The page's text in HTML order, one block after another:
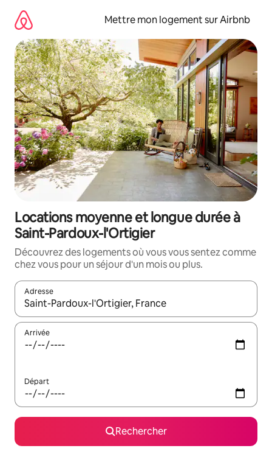
directement
contenu
Mettre mon logement sur Airbnb
Locations moyenne et longue durée à
Saint-Pardoux-l'Ortigier
Découvrez des logements où vous vous sentez comme
chez vous pour un séjour d'un mois ou plus.
Adresse
Lorsque les résultats s'affichent, utilisez les flèches vers le
Arrivée
Départ
Rechercher